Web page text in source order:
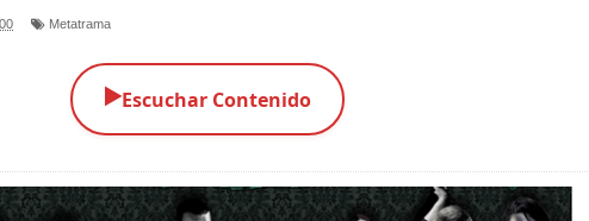
Metatrama
▶️Escuchar Contenido